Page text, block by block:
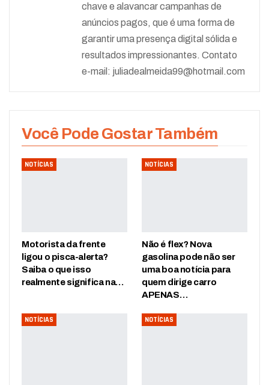
chave e alavancar campanhas de
anúncios pagos, que é uma forma de
garantir uma presença digital sólida e
resultados impressionantes. Contato
e-mail: juliadealmeida99@hotmail.com
Você Pode Gostar Também
NOTÍCIAS
Motorista da frente
ligou o pisca-alerta?
Saiba o que isso
realmente significa na…
NOTÍCIAS
Não é flex? Nova
gasolina pode não ser
uma boa notícia para
quem dirige carro
APENAS…
NOTÍCIAS NOTÍCIAS